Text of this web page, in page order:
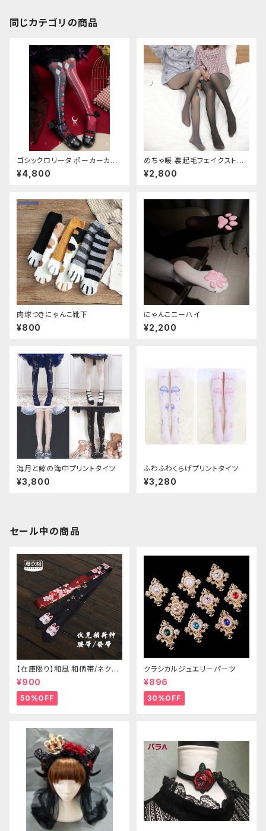
同じカテゴリの商品
ゴシックロリータ ポーカーカー
ド柄 プリントタイツ
¥4,800
めちゃ暖 裏起毛フェイクストッ
キング
¥2,800
肉球つきにゃんこ靴下
¥800
にゃんこニーハイ
¥2,200
海月と鯨の海中プリントタイツ
¥3,800
ふわふわくらげプリントタイツ
¥3,280
セール中の商品
【在庫限り】和風 和柄帯/ネクタ
イ/リボン（狐面/金魚
¥900
50%OFF
クラシカルジュエリーパーツ
¥896
30%OFF